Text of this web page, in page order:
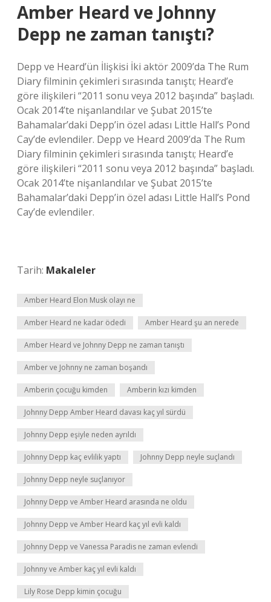
Amber Heard ve Johnny
Depp ne zaman tanıştı?
Depp ve Heard’ün İlişkisi İki aktör 2009’da The Rum
Diary filminin çekimleri sırasında tanıştı; Heard’e
göre ilişkileri “2011 sonu veya 2012 başında” başladı.
Ocak 2014’te nişanlandılar ve Şubat 2015’te
Bahamalar’daki Depp’in özel adası Little Hall’s Pond
Cay’de evlendiler. Depp ve Heard 2009’da The Rum
Diary filminin çekimleri sırasında tanıştı; Heard’e
göre ilişkileri “2011 sonu veya 2012 başında” başladı.
Ocak 2014’te nişanlandılar ve Şubat 2015’te
Bahamalar’daki Depp’in özel adası Little Hall’s Pond
Cay’de evlendiler.
Tarih: Makaleler
Amber Heard Elon Musk olayı ne
Amber Heard ne kadar ödedi Amber Heard şu an nerede
Amber Heard ve Johnny Depp ne zaman tanıştı
Amber ve Johnny ne zaman boşandı
Amberin çocuğu kimden Amberin kızı kimden
Johnny Depp Amber Heard davası kaç yıl sürdü
Johnny Depp eşiyle neden ayrıldı
Johnny Depp kaç evlilik yaptı Johnny Depp neyle suçlandı
Johnny Depp neyle suçlanıyor
Johnny Depp ve Amber Heard arasında ne oldu
Johnny Depp ve Amber Heard kaç yıl evli kaldı
Johnny Depp ve Vanessa Paradis ne zaman evlendi
Johnny ve Amber kaç yıl evli kaldı
Lily Rose Depp kimin çocuğu